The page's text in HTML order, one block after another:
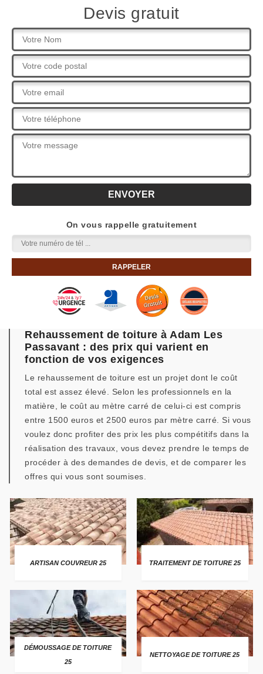
Devis gratuit
On vous rappelle gratuitement
Rehaussement de toiture à Adam Les
Passavant : des prix qui varient en
fonction de vos exigences
Le rehaussement de toiture est un projet dont le coût
total est assez élevé. Selon les professionnels en la
matière, le coût au mètre carré de celui-ci est compris
entre 1500 euros et 2500 euros par mètre carré. Si vous
voulez donc profiter des prix les plus compétitifs dans la
réalisation des travaux, vous devez prendre le temps de
procéder à des demandes de devis, et de comparer les
offres qui vous sont soumises.
ARTISAN COUVREUR 25 TRAITEMENT DE TOITURE 25
DÉMOUSSAGE DE TOITURE
25
NETTOYAGE DE TOITURE 25